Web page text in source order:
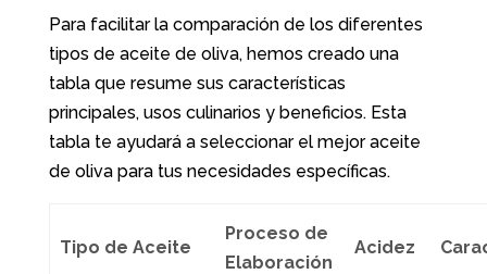
Para facilitar la comparación de los diferentes
tipos de aceite de oliva, hemos creado una
tabla que resume sus características
principales, usos culinarios y beneficios. Esta
tabla te ayudará a seleccionar el mejor aceite
de oliva para tus necesidades específicas.
Tipo de Aceite
Proceso de
Elaboración
Acidez